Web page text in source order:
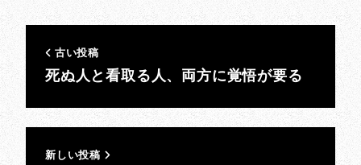
古い投稿
死ぬ人と看取る人、両方に覚悟が要る
新しい投稿